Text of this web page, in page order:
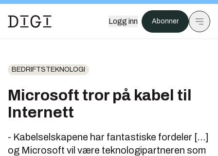
Logg inn Abonner
BEDRIFTSTEKNOLOGI
Microsoft tror på kabel til
Internett
- Kabelselskapene har fantastiske fordeler [...]
og Microsoft vil være teknologipartneren som